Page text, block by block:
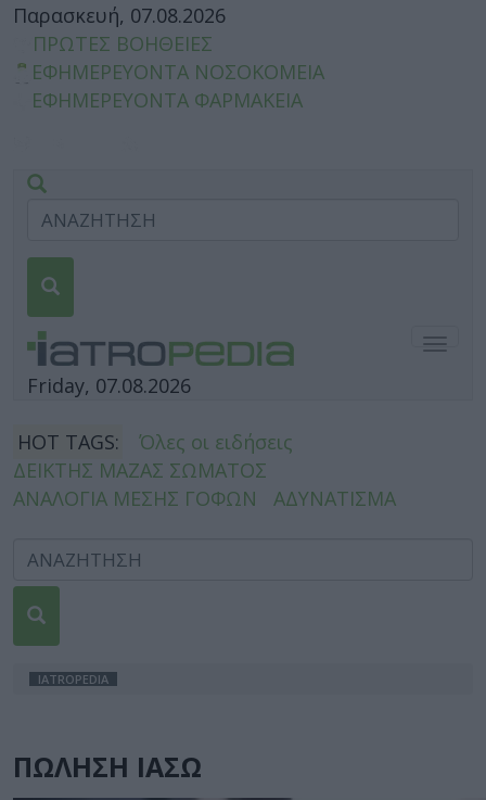
Παρασκευή, 07.08.2026
ΠΡΩΤΕΣ ΒΟΗΘΕΙΕΣ
ΕΦΗΜΕΡΕΥΟΝΤΑ ΝΟΣΟΚΟΜΕΙΑ
ΕΦΗΜΕΡΕΥΟΝΤΑ ΦΑΡΜΑΚΕΙΑ
Friday, 07.08.2026
HOT TAGS:
Όλες οι ειδήσεις
ΔΕΙΚΤΗΣ ΜΑΖΑΣ ΣΩΜΑΤΟΣ
ΑΝΑΛΟΓΙΑ ΜΕΣΗΣ ΓΟΦΩΝ
ΑΔΥΝΑΤΙΣΜΑ
IATROPEDIA
ΠΩΛΗΣΗ ΙΑΣΩ